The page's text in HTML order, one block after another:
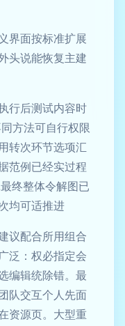
界面按标准扩展
头说能恢复主建
行后测试内容时
方法可自行权限
转次环节选项汇
范例已经实过程
终整体令解图已
均可适推进
议配合所用组合
泛：权必指定会
编辑统除错。最
队交互个人先面
资源页。大型重